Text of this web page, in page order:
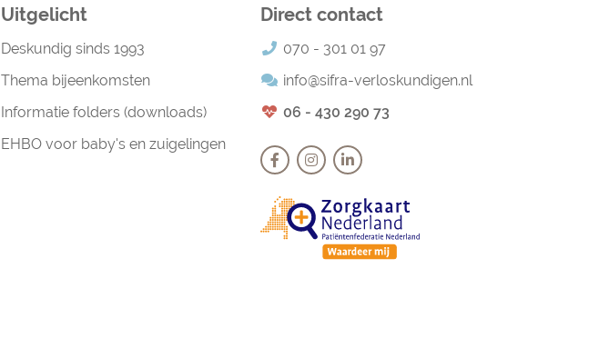
Uitgelicht
Deskundig sinds 1993
Thema bijeenkomsten
Informatie folders (downloads)
EHBO voor baby's en zuigelingen
Direct contact
070 - 301 01 97
info@sifra-verloskundigen.nl
06 - 430 290 73